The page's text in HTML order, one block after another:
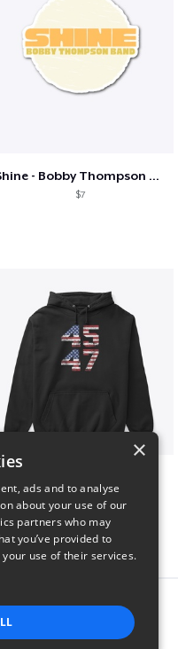
Shine - Bobby Thompson Band Merch
$7
$40
product
×
ads and to analyse
about your use of our
partners who may
you’ve provided to
use of their services.